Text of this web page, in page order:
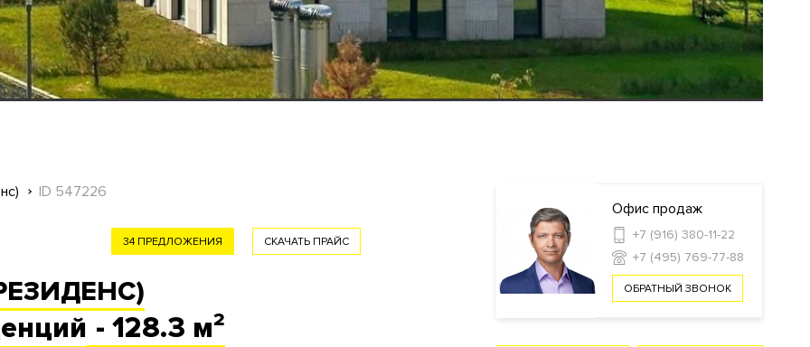
ID 547226
СКАЧАТЬ ПРАЙС
34 ПРЕДЛОЖЕНИЯ
- 128.3 м²
Офис продаж
+7 (916) 380-11-22
+7 (495) 769-77-88
ОБРАТНЫЙ ЗВОНОК